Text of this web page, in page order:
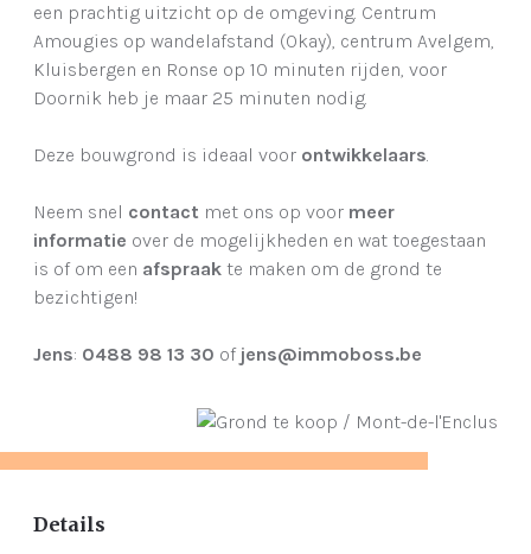
een prachtig uitzicht op de omgeving. Centrum
Amougies op wandelafstand (Okay), centrum Avelgem,
Kluisbergen en Ronse op 10 minuten rijden, voor
Doornik heb je maar 25 minuten nodig.
Deze bouwgrond is ideaal voor ontwikkelaars.
Neem snel contact met ons op voor meer
informatie over de mogelijkheden en wat toegestaan
is of om een afspraak te maken om de grond te
bezichtigen!
Jens: 0488 98 13 30 of jens@immoboss.be
Details